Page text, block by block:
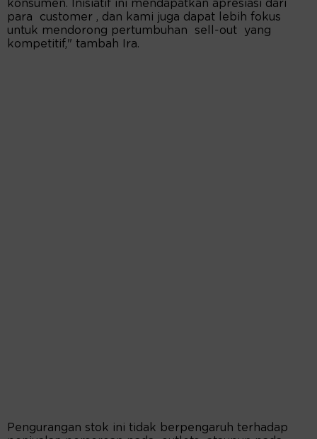
konsumen. Inisiatif ini mendapatkan apresiasi dari
para customer , dan kami juga dapat lebih fokus
untuk mendorong pertumbuhan sell-out yang
kompetitif," tambah Ira.
Pengurangan stok ini tidak berpengaruh terhadap